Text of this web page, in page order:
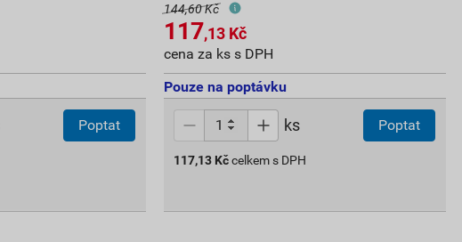
Poptat
144,60 Kč
117,13Kč
cena za ks s DPH
Pouze na poptávku
ks Poptat
117,13 Kč celkem s DPH